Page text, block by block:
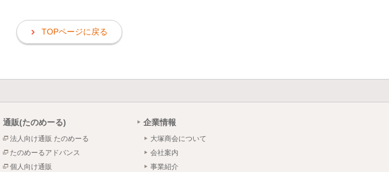
TOPページに戻る
通販(たのめーる)
法人向け通販 たのめーる
たのめーるアドバンス
個人向け通販
企業情報
大塚商会について
会社案内
事業紹介